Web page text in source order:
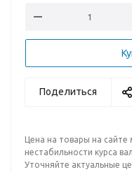
Поделиться
Цена на товары на сайте
нестабильности курса
Уточняйте актуальные